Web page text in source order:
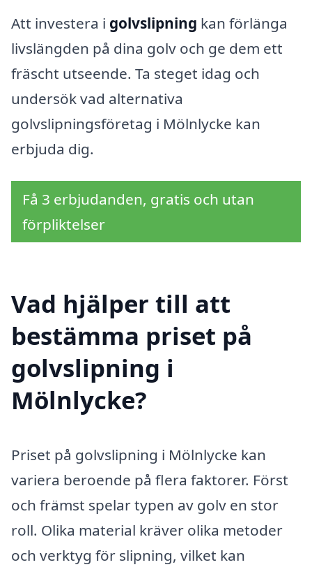
Att investera i golvslipning kan förlänga
livslängden på dina golv och ge dem ett
fräscht utseende. Ta steget idag och
undersök vad alternativa
golvslipningsföretag i Mölnlycke kan
erbjuda dig.
Få 3 erbjudanden, gratis och utan
förpliktelser
Vad hjälper till att
bestämma priset på
golvslipning i
Mölnlycke?
Priset på golvslipning i Mölnlycke kan
variera beroende på flera faktorer. Först
och främst spelar typen av golv en stor
roll. Olika material kräver olika metoder
och verktyg för slipning, vilket kan